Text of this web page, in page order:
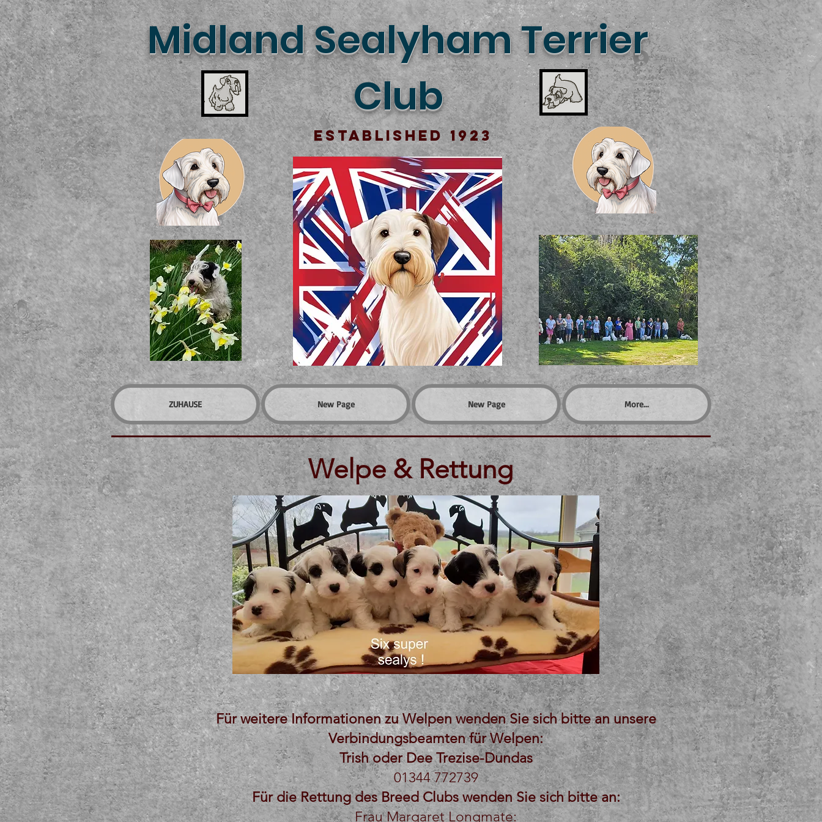
Anmelden
Midland Sealyham Terrier
Club
Established 1923
ZUHAUSE New Page New Page More...
Welpe & Rettung
Für weitere Informationen zu Welpen wenden Sie sich bitte an unsere
Verbindungsbeamten für Welpen:
Trish oder Dee Trezise-Dundas
01344 772739
Für die Rettung des Breed Clubs wenden Sie sich bitte an:
Frau Margaret Longmate: